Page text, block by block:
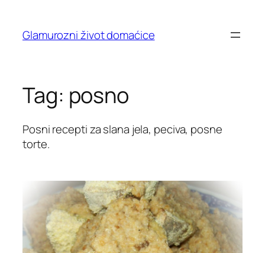
content
Glamurozni život domaćice
Tag: posno
Posni recepti za slana jela, peciva, posne
torte.